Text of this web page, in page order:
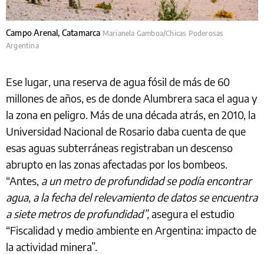
Campo Arenal, Catamarca Marianela Gamboa/Chicas Poderosas
Argentina
Ese lugar, una reserva de agua fósil de más de 60
millones de años, es de donde Alumbrera saca el agua y
la zona en peligro. Más de una década atrás, en 2010, la
Universidad Nacional de Rosario daba cuenta de que
esas aguas subterráneas registraban un descenso
abrupto en las zonas afectadas por los bombeos.
“Antes, a un metro de profundidad se podía encontrar
agua, a la fecha del relevamiento de datos se encuentra
a siete metros de profundidad”,asegura el estudio
“Fiscalidad y medio ambiente en Argentina: impacto de
la actividad minera”.